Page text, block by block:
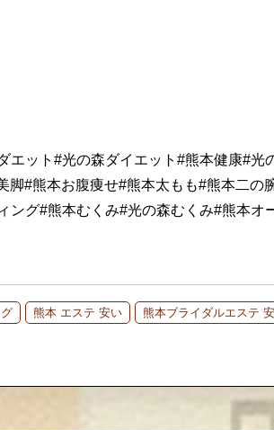
エット#光の森ダイエット#熊本健康#光
脚#熊本お腹痩せ#熊本太もも#熊本二の
ング#熊本むくみ#光の森むくみ#熊本オ
熊本 エステ 安い 熊本ブライダルエステ